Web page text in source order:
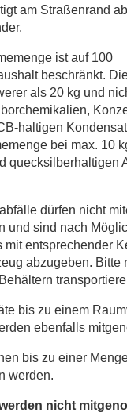
am Straßenrand
ist auf 100
beschränkt.
als 20 kg und
haltigen
bei max. 10
quecksilberhaltigen
dürfen nicht
und sind nach
mit entsprechender
abzugeben. Bitte
bis zu einem
ebenfalls
bis zu einer
werden.
nicht